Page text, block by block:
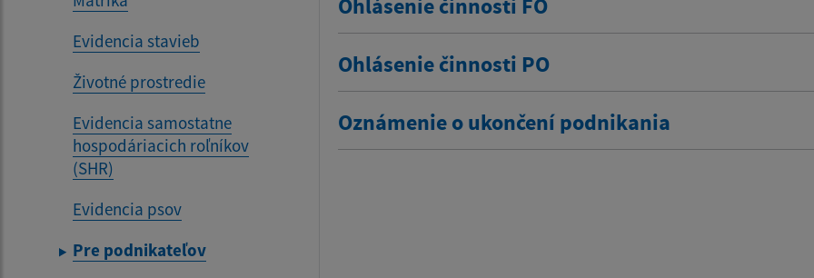
Evidencia stavieb
Životné prostredie
Evidencia samostatne
hospodáriacich roľníkov
(SHR)
Evidencia psov
Pre podnikateľov
Ohlásenie činnosti PO
Oznámenie o ukončení podnikania